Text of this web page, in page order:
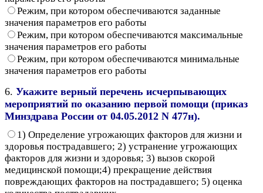
Режим, при котором обеспечиваются заданные
значения параметров его работы
Режим, при котором обеспечиваются максимальные
значения параметров его работы
Режим, при котором обеспечиваются минимальные
значения параметров его работы
6. Укажите верный перечень исчерпывающих
мероприятий по оказанию первой помощи (приказ
Минздрава России от 04.05.2012 N 477н).
1) Определение угрожающих факторов для жизни и
здоровья пострадавшего; 2) устранение угрожающих
факторов для жизни и здоровья; 3) вызов скорой
медицинской помощи;4) прекращение действия
повреждающих факторов на пострадавшего; 5) оценка